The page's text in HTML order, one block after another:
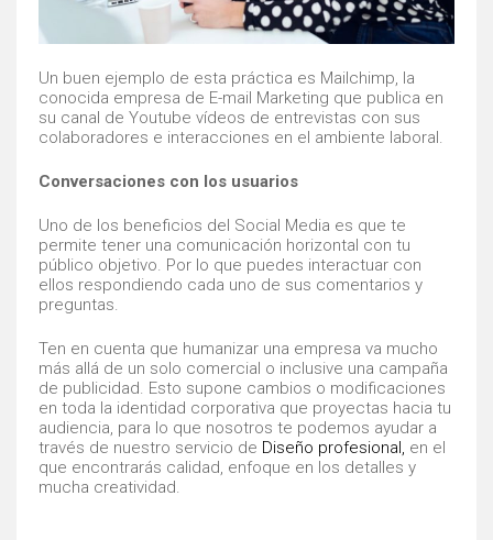
Un buen ejemplo de esta práctica es Mailchimp, la
conocida empresa de E-mail Marketing que publica en
su canal de Youtube vídeos de entrevistas con sus
colaboradores e interacciones en el ambiente laboral.
Conversaciones con los usuarios
Uno de los beneficios del Social Media es que te
permite tener una comunicación horizontal con tu
público objetivo. Por lo que puedes interactuar con
ellos respondiendo cada uno de sus comentarios y
preguntas.
Ten en cuenta que humanizar una empresa va mucho
más allá de un solo comercial o inclusive una campaña
de publicidad. Esto supone cambios o modificaciones
en toda la identidad corporativa que proyectas hacia tu
audiencia, para lo que nosotros te podemos ayudar a
través de nuestro servicio de Diseño profesional, en el
que encontrarás calidad, enfoque en los detalles y
mucha creatividad.